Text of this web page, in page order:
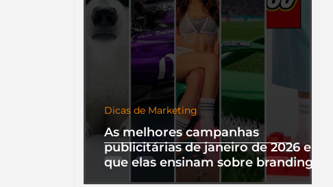
As melhores campanhas
publicitárias de janeiro de 2026 e o
que elas ensinam sobre branding
Dicas de Marketing